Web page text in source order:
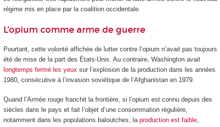
régime mis en place par la coalition occidentale.
L’opium comme arme de guerre
Pourtant, cette volonté affichée de lutter contre l’opium n’avait pas toujours
été de mise de la part des États-Unis. Au contraire, Washington avait
longtemps fermé les yeux sur l’explosion de la production dans les années
1980, consécutive à l’invasion soviétique de l’Afghanistan en 1979.
Quand l’Armée rouge franchit la frontière, si l’opium est connu depuis des
siècles dans le pays et fait l’objet d’une consommation régulière,
notamment dans les populations baloutches, la production est faible,